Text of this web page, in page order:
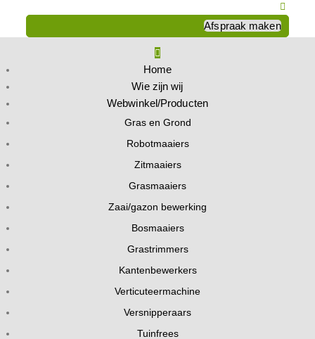
Afspraak maken
Home
Wie zijn wij
Webwinkel/Producten
Gras en Grond
Robotmaaiers
Zitmaaiers
Grasmaaiers
Zaai/gazon bewerking
Bosmaaiers
Grastrimmers
Kantenbewerkers
Verticuteermachine
Versnipperaars
Tuinfrees